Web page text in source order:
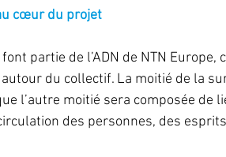
cœur du projet
partie de l’ADN de NTN
du collectif. La moitié de la
l’autre moitié sera composée de
des personnes, des